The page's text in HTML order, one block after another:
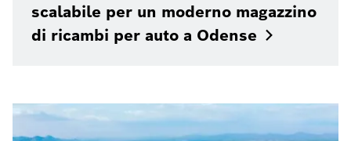
scalabile per un moderno magazzino
di ricambi per auto a Odense